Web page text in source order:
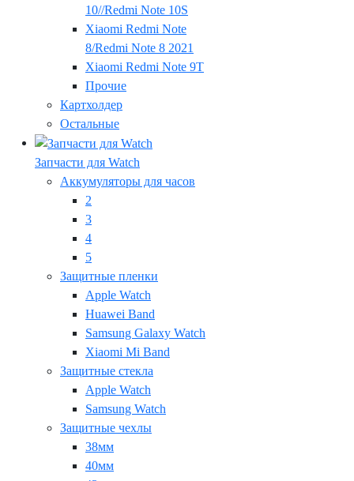
10//Redmi Note 10S
Xiaomi Redmi Note
8/Redmi Note 8 2021
Xiaomi Redmi Note 9T
Прочие
Картхолдер
Остальные
Запчасти для Watch
Аккумуляторы для часов
2
3
4
5
Защитные пленки
Apple Watch
Huawei Band
Samsung Galaxy Watch
Xiaomi Mi Band
Защитные стекла
Apple Watch
Samsung Watch
Защитные чехлы
38мм
40мм